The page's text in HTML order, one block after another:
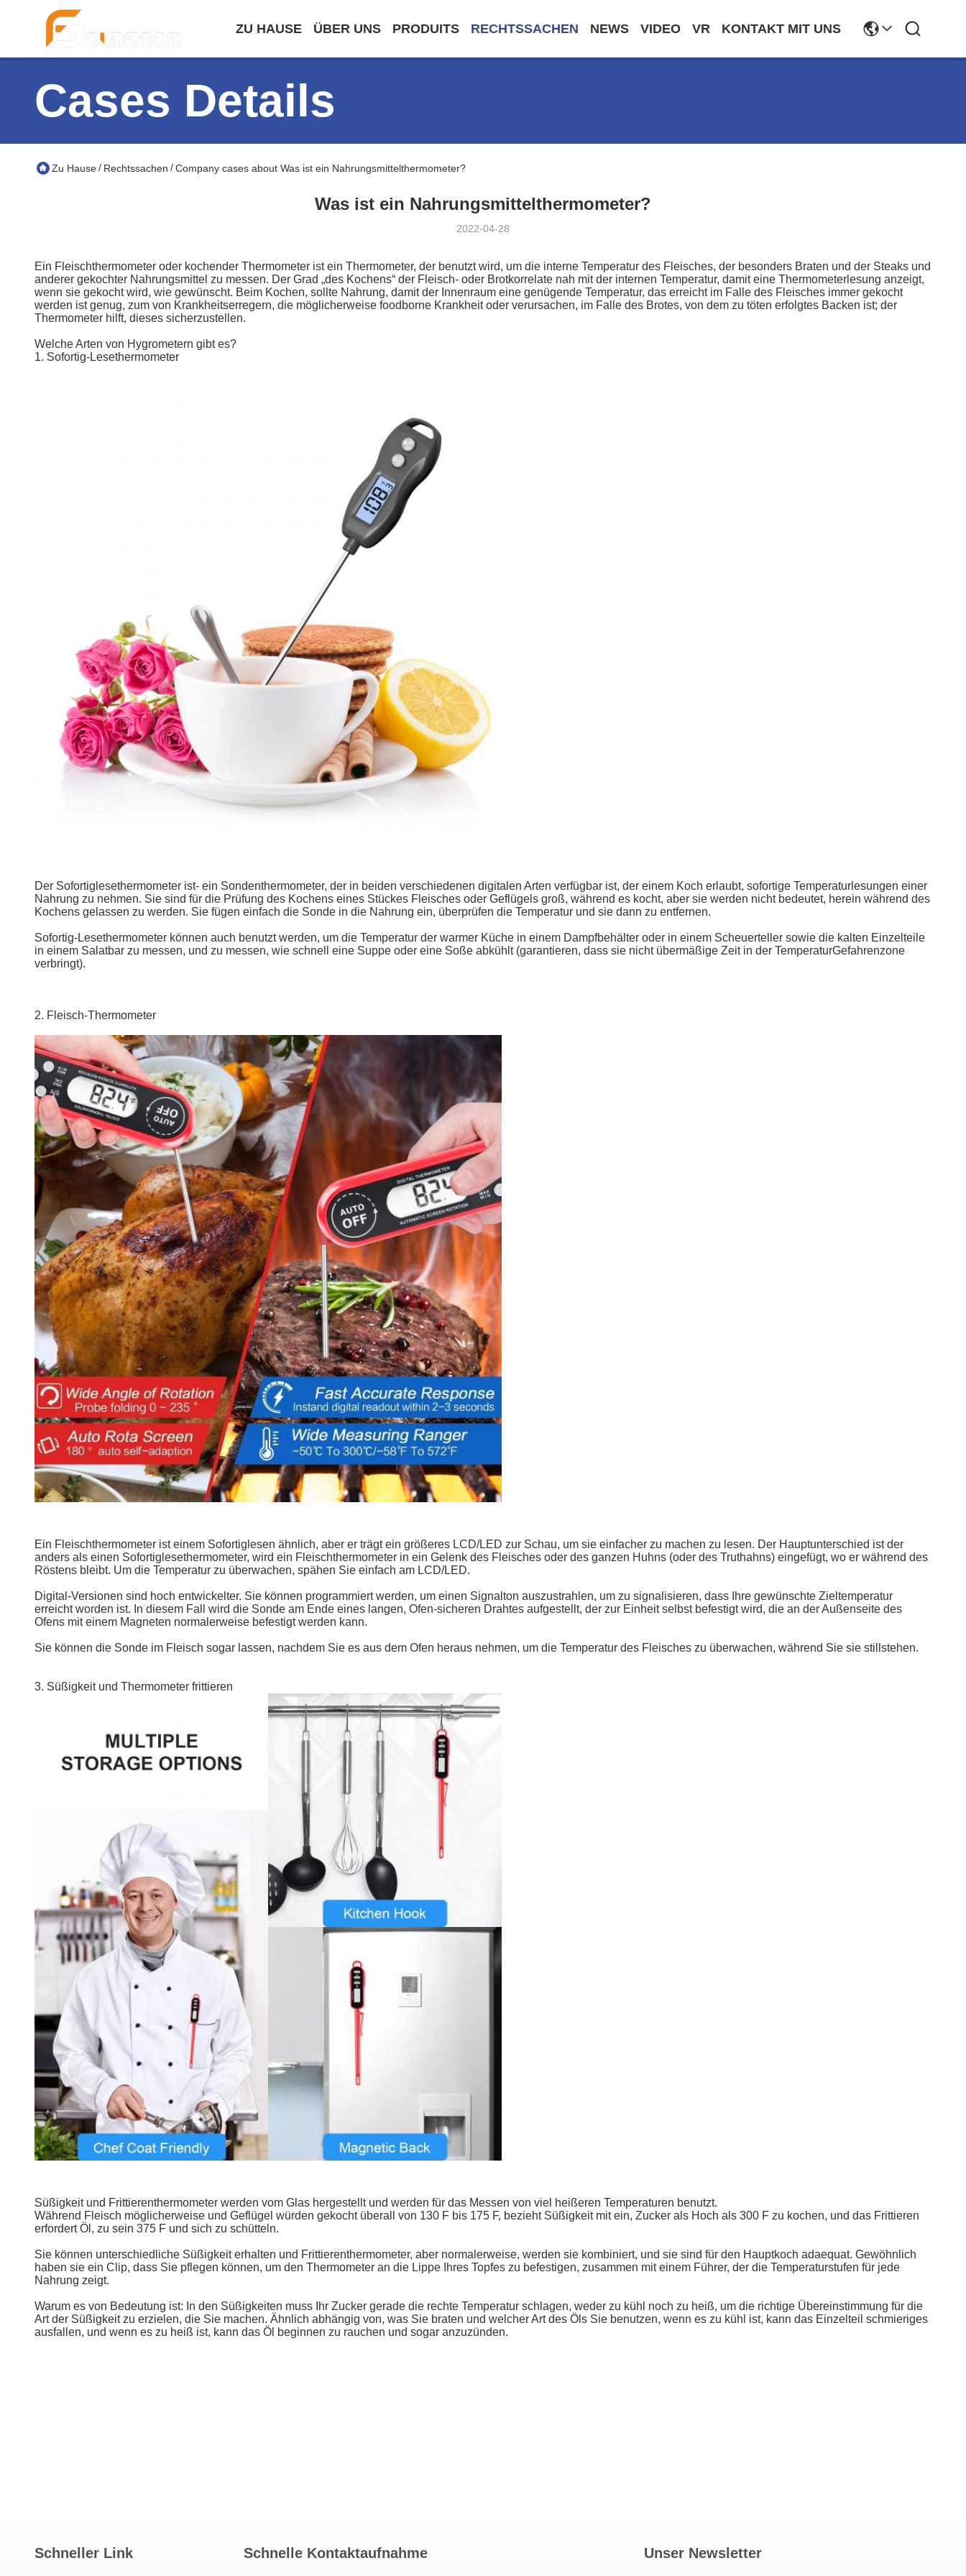
ZU HAUSE ÜBER UNS PRODUITS RECHTSSACHEN NEWS VIDEO VR KONTAKT MIT UNS
Cases Details
Zu Hause/ Rechtssachen /Company cases about Was ist ein Nahrungsmittelthermometer?
Was ist ein Nahrungsmittelthermometer?
2022-04-28
Ein Fleischthermometer oder kochender Thermometer ist ein Thermometer, der benutzt wird, um die interne Temperatur des Fleisches, der besonders Braten und der Steaks und
anderer gekochter Nahrungsmittel zu messen. Der Grad „des Kochens“ der Fleisch- oder Brotkorrelate nah mit der internen Temperatur, damit eine Thermometerlesung anzeigt,
wenn sie gekocht wird, wie gewünscht. Beim Kochen, sollte Nahrung, damit der Innenraum eine genügende Temperatur, das erreicht im Falle des Fleisches immer gekocht
werden ist genug, zum von Krankheitserregern, die möglicherweise foodborne Krankheit oder verursachen, im Falle des Brotes, von dem zu töten erfolgtes Backen ist; der
Thermometer hilft, dieses sicherzustellen.
Welche Arten von Hygrometern gibt es?
1. Sofortig-Lesethermometer
Der Sofortiglesethermometer ist- ein Sondenthermometer, der in beiden verschiedenen digitalen Arten verfügbar ist, der einem Koch erlaubt, sofortige Temperaturlesungen einer
Nahrung zu nehmen. Sie sind für die Prüfung des Kochens eines Stückes Fleisches oder Geflügels groß, während es kocht, aber sie werden nicht bedeutet, herein während des
Kochens gelassen zu werden. Sie fügen einfach die Sonde in die Nahrung ein, überprüfen die Temperatur und sie dann zu entfernen.
Sofortig-Lesethermometer können auch benutzt werden, um die Temperatur der warmer Küche in einem Dampfbehälter oder in einem Scheuerteller sowie die kalten Einzelteile
in einem Salatbar zu messen, und zu messen, wie schnell eine Suppe oder eine Soße abkühlt (garantieren, dass sie nicht übermäßige Zeit in der TemperaturGefahrenzone
verbringt).
2. Fleisch-Thermometer
Ein Fleischthermometer ist einem Sofortiglesen ähnlich, aber er trägt ein größeres LCD/LED zur Schau, um sie einfacher zu machen zu lesen. Der Hauptunterschied ist der
anders als einen Sofortiglesethermometer, wird ein Fleischthermometer in ein Gelenk des Fleisches oder des ganzen Huhns (oder des Truthahns) eingefügt, wo er während des
Röstens bleibt. Um die Temperatur zu überwachen, spähen Sie einfach am LCD/LED.
Digital-Versionen sind hoch entwickelter. Sie können programmiert werden, um einen Signalton auszustrahlen, um zu signalisieren, dass Ihre gewünschte Zieltemperatur
erreicht worden ist. In diesem Fall wird die Sonde am Ende eines langen, Ofen-sicheren Drahtes aufgestellt, der zur Einheit selbst befestigt wird, die an der Außenseite des
Ofens mit einem Magneten normalerweise befestigt werden kann.
Sie können die Sonde im Fleisch sogar lassen, nachdem Sie es aus dem Ofen heraus nehmen, um die Temperatur des Fleisches zu überwachen, während Sie sie stillstehen.
3. Süßigkeit und Thermometer frittieren
Süßigkeit und Frittierenthermometer werden vom Glas hergestellt und werden für das Messen von viel heißeren Temperaturen benutzt.
Während Fleisch möglicherweise und Geflügel würden gekocht überall von 130 F bis 175 F, bezieht Süßigkeit mit ein, Zucker als Hoch als 300 F zu kochen, und das Frittieren
erfordert Öl, zu sein 375 F und sich zu schütteln.
Sie können unterschiedliche Süßigkeit erhalten und Frittierenthermometer, aber normalerweise, werden sie kombiniert, und sie sind für den Hauptkoch adaequat. Gewöhnlich
haben sie ein Clip, dass Sie pflegen können, um den Thermometer an die Lippe Ihres Topfes zu befestigen, zusammen mit einem Führer, der die Temperaturstufen für jede
Nahrung zeigt.
Warum es von Bedeutung ist: In den Süßigkeiten muss Ihr Zucker gerade die rechte Temperatur schlagen, weder zu kühl noch zu heiß, um die richtige Übereinstimmung für die
Art der Süßigkeit zu erzielen, die Sie machen. Ähnlich abhängig von, was Sie braten und welcher Art des Öls Sie benutzen, wenn es zu kühl ist, kann das Einzelteil schmieriges
ausfallen, und wenn es zu heiß ist, kann das Öl beginnen zu rauchen und sogar anzuzünden.
Schneller Link Schnelle Kontaktaufnahme Unser Newsletter